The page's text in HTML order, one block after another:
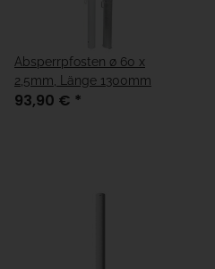
Absperrpfosten ø 60 x
2,5mm, Länge 1300mm
93,90 € *